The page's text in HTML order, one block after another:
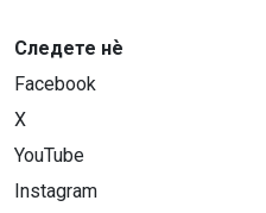
Следете нѐ
Facebook
X
YouTube
Instagram